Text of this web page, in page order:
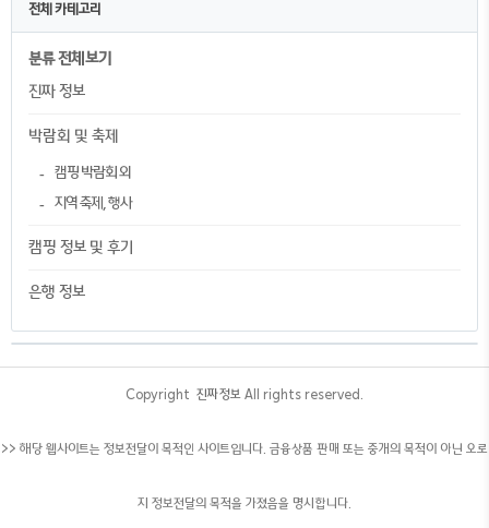
전체 카테고리
분류 전체보기
진짜 정보
박람회 및 축제
캠핑 박람회 외
지역 축제, 행사
캠핑 정보 및 후기
은행 정보
Copyright © 진짜정보 All rights reserved.
>> 해당 웹사이트는 정보전달이 목적인 사이트입니다. 금융상품 판매 또는 중개의 목적이 아닌 오로
지 정보전달의 목적을 가졌음을 명시합니다.